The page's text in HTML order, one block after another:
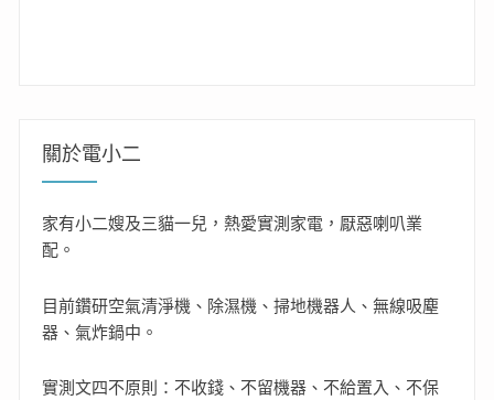
關於電小二
家有小二嫂及三貓一兒，熱愛實測家電，厭惡喇叭業
配。
目前鑽研空氣清淨機、除濕機、掃地機器人、無線吸塵
器、氣炸鍋中。
實測文四不原則：不收錢、不留機器、不給置入、不保